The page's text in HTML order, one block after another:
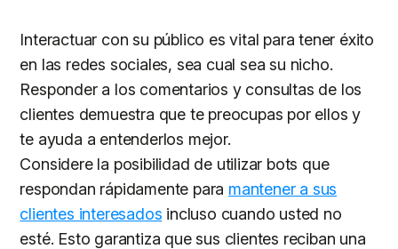
Interactuar con su público es vital para tener éxito
en las redes sociales, sea cual sea su nicho.
Responder a los comentarios y consultas de los
clientes demuestra que te preocupas por ellos y
te ayuda a entenderlos mejor.
Considere la posibilidad de utilizar bots que
respondan rápidamente para mantener a sus
clientes interesados incluso cuando usted no
esté. Esto garantiza que sus clientes reciban una